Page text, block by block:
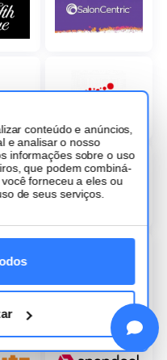
conteúdo e anúncios,
e analisar o nosso
informações sobre o uso
que podem combiná-
forneceu a eles ou
de seus serviços.